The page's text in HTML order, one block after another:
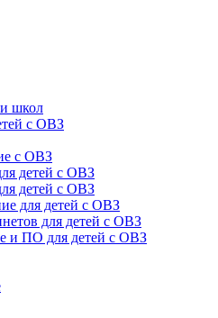
школ
с ОВЗ
с ОВЗ
детей с ОВЗ
детей с ОВЗ
для детей с ОВЗ
для детей с ОВЗ
и ПО для детей с ОВЗ